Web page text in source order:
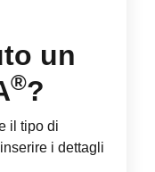
un
®?
il tipo di
i dettagli